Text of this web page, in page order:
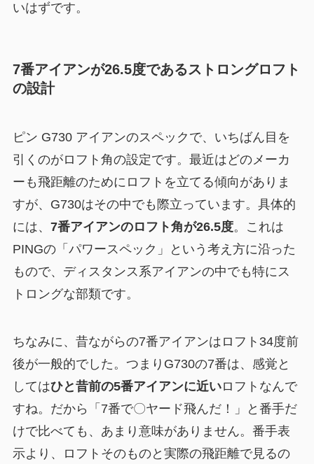
いはずです。
7番アイアンが26.5度であるストロングロフト
の設計
ピン G730 アイアンのスペックで、いちばん目を
引くのがロフト角の設定です。最近はどのメーカ
ーも飛距離のためにロフトを立てる傾向がありま
すが、G730はその中でも際立っています。具体的
には、 7番アイアンのロフト角が26.5度。これは
PINGの「パワースペック」という考え方に沿った
もので、ディスタンス系アイアンの中でも特にス
トロングな部類です。
ちなみに、昔ながらの7番アイアンはロフト34度前
後が一般的でした。つまりG730の7番は、感覚と
してはひと昔前の5番アイアンに近いロフトなんで
すね。だから「7番で〇ヤード飛んだ！」と番手だ
けで比べても、あまり意味がありません。番手表
示より、ロフトそのものと実際の飛距離で見るの